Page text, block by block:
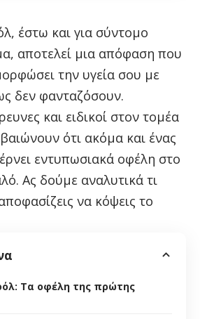
έστω και για σύντομο
αποτελεί μια απόφαση που
την υγεία σου με
δεν φανταζόσουν.
και ειδικοί στον τομέα
ότι ακόμα και ένας
εντυπωσιακά οφέλη στο
Ας δούμε αναλυτικά τι
να κόψεις το
Τα οφέλη της πρώτης